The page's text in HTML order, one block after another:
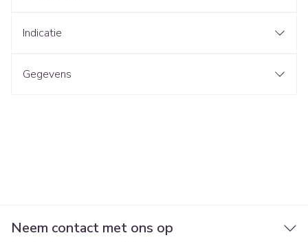
Indicatie
Gegevens
Neem contact met ons op